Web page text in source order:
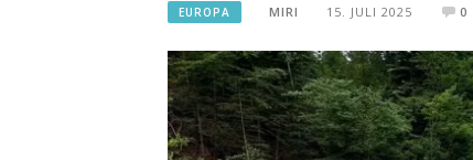
EUROPA MIRI 15. JULI 2025 0